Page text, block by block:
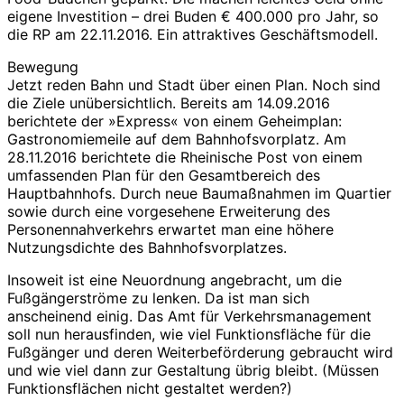
eigene Investition – drei Buden € 400.000 pro Jahr, so
die RP am 22.11.2016. Ein attraktives Geschäftsmodell.
Bewegung
Jetzt reden Bahn und Stadt über einen Plan. Noch sind
die Ziele unübersichtlich. Bereits am 14.09.2016
berichtete der »Express« von einem Geheimplan:
Gastronomiemeile auf dem Bahnhofsvorplatz. Am
28.11.2016 berichtete die Rheinische Post von einem
umfassenden Plan für den Gesamtbereich des
Hauptbahnhofs. Durch neue Baumaßnahmen im Quartier
sowie durch eine vorgesehene Erweiterung des
Personennahverkehrs erwartet man eine höhere
Nutzungsdichte des Bahnhofsvorplatzes.
Insoweit ist eine Neuordnung angebracht, um die
Fußgängerströme zu lenken. Da ist man sich
anscheinend einig. Das Amt für Verkehrsmanagement
soll nun herausfinden, wie viel Funktionsfläche für die
Fußgänger und deren Weiterbeförderung gebraucht wird
und wie viel dann zur Gestaltung übrig bleibt. (Müssen
Funktionsflächen nicht gestaltet werden?)